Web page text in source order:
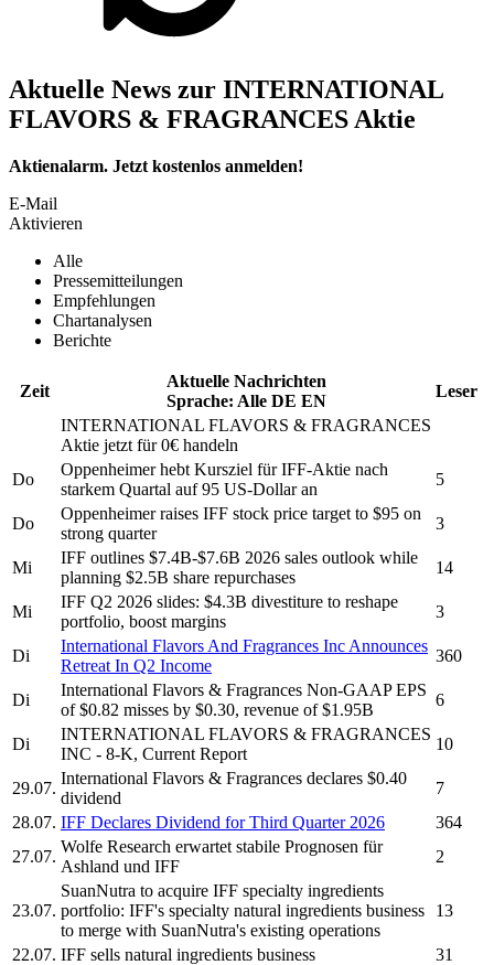
Aktuelle News zur INTERNATIONAL
FLAVORS & FRAGRANCES Aktie
Aktienalarm. Jetzt kostenlos anmelden!
E-Mail
Aktivieren
Alle
Pressemitteilungen
Empfehlungen
Chartanalysen
Berichte
Zeit
Aktuelle Nachrichten
Sprache: Alle DE EN
Leser
INTERNATIONAL FLAVORS & FRAGRANCES
Aktie jetzt für 0€ handeln
Do
Oppenheimer hebt Kursziel fürIFF-Aktie nach
starkem Quartal auf 95 US-Dollar an
5
Do
Oppenheimer raises IFF stock price target to $95 on
strong quarter
3
Mi
IFF outlines $7.4B-$7.6B 2026 sales outlook while
planning $2.5B share repurchases
14
Mi
IFF Q2 2026 slides: $4.3B divestiture to reshape
portfolio, boost margins
3
Di
International Flavors And Fragrances Inc Announces
Retreat In Q2 Income
360
Di
International Flavors & Fragrances Non-GAAP EPS
of $0.82 misses by $0.30, revenue of $1.95B
6
Di
INTERNATIONAL FLAVORS & FRAGRANCES
INC - 8-K, Current Report
10
29.07.
International Flavors & Fragrances declares $0.40
dividend
7
28.07. IFF Declares Dividend for Third Quarter 2026
364
27.07.
Wolfe Research erwartet stabile Prognosen für
Ashland und IFF
2
23.07.
SuanNutra to acquire IFF specialty ingredients
portfolio: IFF's specialty natural ingredients business
to merge with SuanNutra's existing operations
13
22.07. IFF sells natural ingredients business 31